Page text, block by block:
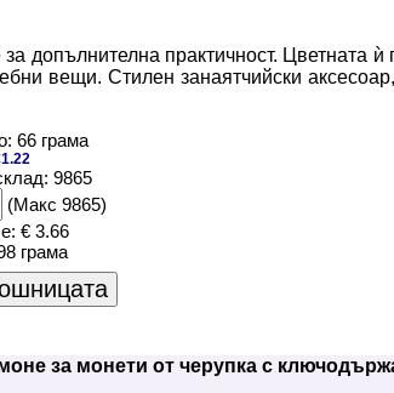
допълнителна практичност. Цветната
вещи. Стилен занаятчийски
66 грама
9865
(Макс 9865)
€ 3.66
грама
за монети от черупка с